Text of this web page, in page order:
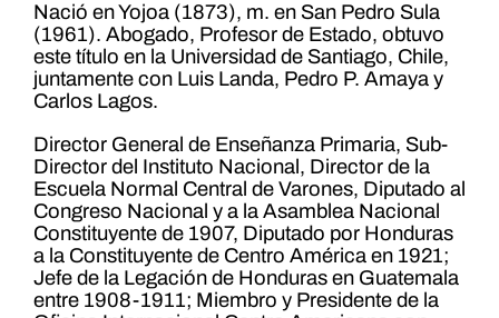
Nació en Yojoa (1873), m. en San Pedro Sula
(1961). Abogado, Profesor de Estado, obtuvo
este título en la Universidad de Santiago, Chile,
juntamente con Luis Landa, Pedro P. Amaya y
Carlos Lagos.
Director General de Enseñanza Primaria, Sub-
Director del Instituto Nacional, Director de la
Escuela Normal Central de Varones, Diputado al
Congreso Nacional y a la Asamblea Nacional
Constituyente de 1907, Diputado por Honduras
a la Constituyente de Centro América en 1921;
Jefe de la Legación de Honduras en Guatemala
entre 1908-1911; Miembro y Presidente de la